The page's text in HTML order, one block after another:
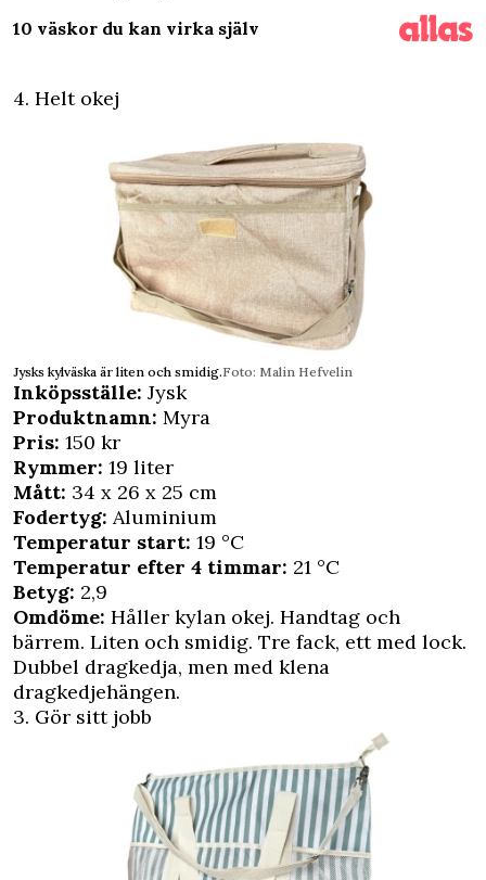
10 väskor du kan virka själv
4. Helt okej
Jysks kylväska är liten och smidig.Foto: Malin Hefvelin
Inköpsställe: Jysk
Produktnamn: Myra
Pris: 150 kr
Rymmer: 19 liter
Mått: 34 x 26 x 25 cm
Fodertyg: Aluminium
Temperatur start: 19 °C
Temperatur efter 4 timmar: 21 °C
Betyg: 2,9
Omdöme: Håller kylan okej. Handtag och
bärrem. Liten och smidig. Tre fack, ett med lock.
Dubbel dragkedja, men med klena
dragkedjehängen.
3. Gör sitt jobb